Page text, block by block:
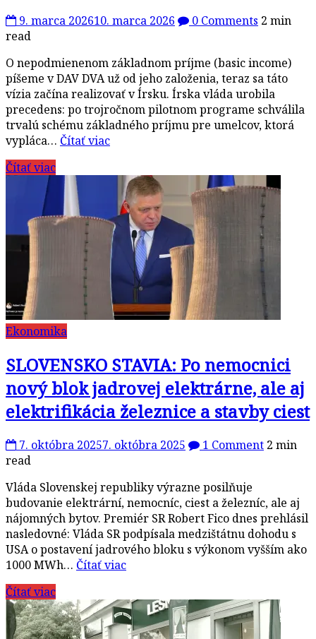
9. marca 202610. marca 2026 0 Comments 2 min
read
O nepodmienenom základnom príjme (basic income)
píšeme v DAV DVA už od jeho založenia, teraz sa táto
vízia začína realizovať v Írsku. Írska vláda urobila
precedens: po trojročnom pilotnom programe schválila
trvalú schému základného príjmu pre umelcov, ktorá
vypláca… Čítať viac
Čítať viac
Ekonomika
SLOVENSKO STAVIA: Po nemocnici
nový blok jadrovej elektrárne, ale aj
elektrifikácia železnice a stavby ciest
7. októbra 20257. októbra 2025 1 Comment 2 min
read
Vláda Slovenskej republiky výrazne posilňuje
budovanie elektrární, nemocníc, ciest a železníc, ale aj
nájomných bytov. Premiér SR Robert Fico dnes prehlásil
nasledovné: Vláda SR podpísala medzištátnu dohodu s
USA o postavení jadrového bloku s výkonom vyšším ako
1000 MWh… Čítať viac
Čítať viac